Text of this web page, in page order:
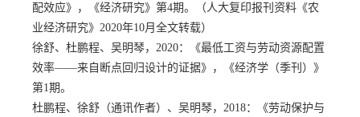
配效应》，《经济研究》第4期。（人大复印报刊资料《农
业经济研究》2020年10月全文转载）
徐舒、杜鹏程、吴明琴， 2020：《最低工资与劳动资源配置
效率——来自断点回归设计的证据》，《经济学（季刊）》
第1期。
杜鹏程、徐舒（通讯作者）、吴明琴， 2018：《劳动保护与